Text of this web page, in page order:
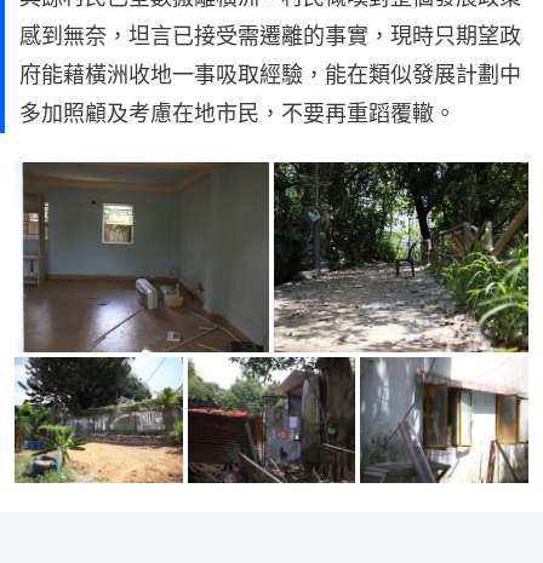
感到無奈，坦言已接受需遷離的事實，現時只期望政
府能藉橫洲收地一事吸取經驗，能在類似發展計劃中
多加照顧及考慮在地市民，不要再重蹈覆轍。